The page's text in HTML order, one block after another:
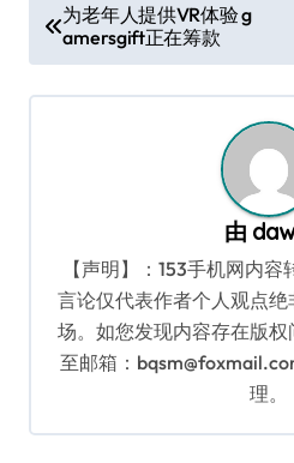
章
导
为老年人提供VR体验 g
amersgift正在筹款
由
【声明】：153手机网内
言论仅代表作者个人观点
场。如您发现内容存在版
至邮箱：
理。